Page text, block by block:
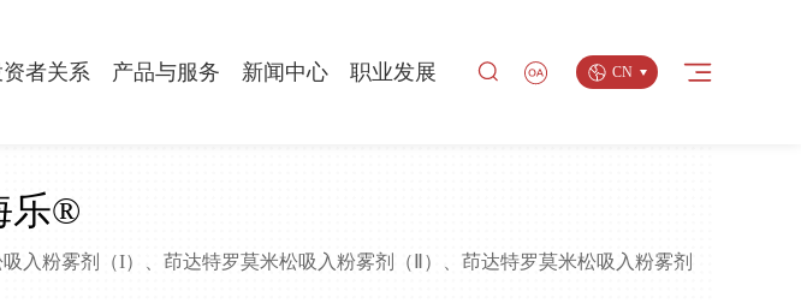
伙伴
发中心
者关系
股票信息
产品与服务
质量安全
新闻中心
媒体垂询
职业发展
员工生活
CN
返回
乐®
入粉雾剂（I）、茚达特罗莫米松吸入粉雾剂（Ⅱ）、茚达特罗莫米松吸入粉雾剂